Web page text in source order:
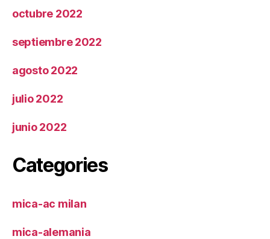
octubre 2022
septiembre 2022
agosto 2022
julio 2022
junio 2022
Categories
mica-ac milan
mica-alemania